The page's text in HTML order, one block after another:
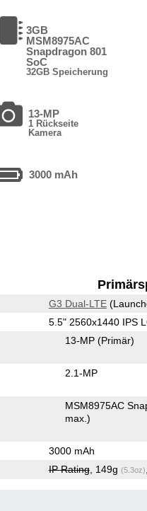
3GB
MSM8975AC
Snapdragon 801
SoC
32GB Speicherung
13-MP
1 Rückseite
Kamera
3000 mAh
G3 Dual-LTE
5.5" 2560x1440 IPS
13-MP (Primär)
2.1-MP
MSM8975AC
max.)
3000 mAh
IP Rating, 149g (5.3oz)